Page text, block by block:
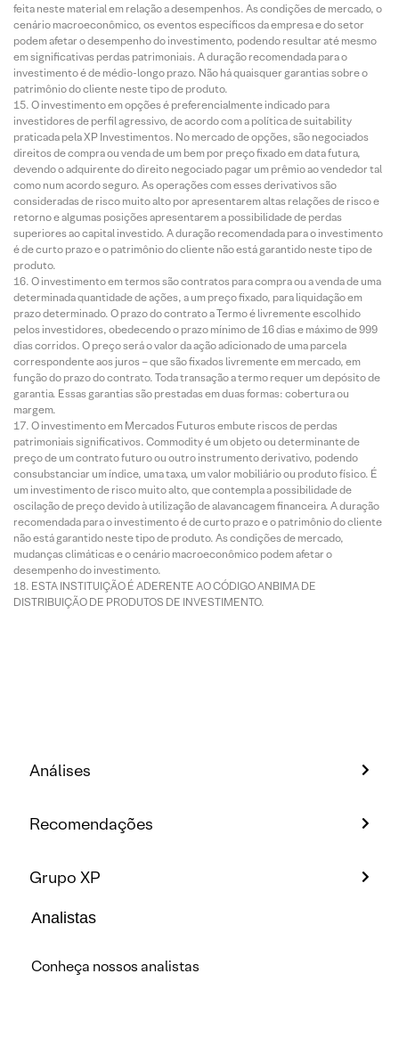
feita neste material em relação a desempenhos. As condições de mercado, o
cenário macroeconômico, os eventos específicos da empresa e do setor
podem afetar o desempenho do investimento, podendo resultar até mesmo
em significativas perdas patrimoniais. A duração recomendada para o
investimento é de médio-longo prazo. Não há quaisquer garantias sobre o
patrimônio do cliente neste tipo de produto.
O investimento em opções é preferencialmente indicado para
investidores de perfil agressivo, de acordo com a política de suitability
praticada pela XP Investimentos. No mercado de opções, são negociados
direitos de compra ou venda de um bem por preço fixado em data futura,
devendo o adquirente do direito negociado pagar um prêmio ao vendedor tal
como num acordo seguro. As operações com esses derivativos são
consideradas de risco muito alto por apresentarem altas relações de risco e
retorno e algumas posições apresentarem a possibilidade de perdas
superiores ao capital investido. A duração recomendada para o investimento
é de curto prazo e o patrimônio do cliente não está garantido neste tipo de
produto.
O investimento em termos são contratos para compra ou a venda de uma
determinada quantidade de ações, a um preço fixado, para liquidação em
prazo determinado. O prazo do contrato a Termo é livremente escolhido
pelos investidores, obedecendo o prazo mínimo de 16 dias e máximo de 999
dias corridos. O preço será o valor da ação adicionado de uma parcela
correspondente aos juros – que são fixados livremente em mercado, em
função do prazo do contrato. Toda transação a termo requer um depósito de
garantia. Essas garantias são prestadas em duas formas: cobertura ou
margem.
O investimento em Mercados Futuros embute riscos de perdas
patrimoniais significativos. Commodity é um objeto ou determinante de
preço de um contrato futuro ou outro instrumento derivativo, podendo
consubstanciar um índice, uma taxa, um valor mobiliário ou produto físico. É
um investimento de risco muito alto, que contempla a possibilidade de
oscilação de preço devido à utilização de alavancagem financeira. A duração
recomendada para o investimento é de curto prazo e o patrimônio do cliente
não está garantido neste tipo de produto. As condições de mercado,
mudanças climáticas e o cenário macroeconômico podem afetar o
desempenho do investimento.
ESTA INSTITUIÇÃO É ADERENTE AO CÓDIGO ANBIMA DE
DISTRIBUIÇÃO DE PRODUTOS DE INVESTIMENTO.
Análises
Recomendações
Grupo XP
Analistas
Conheça nossos analistas